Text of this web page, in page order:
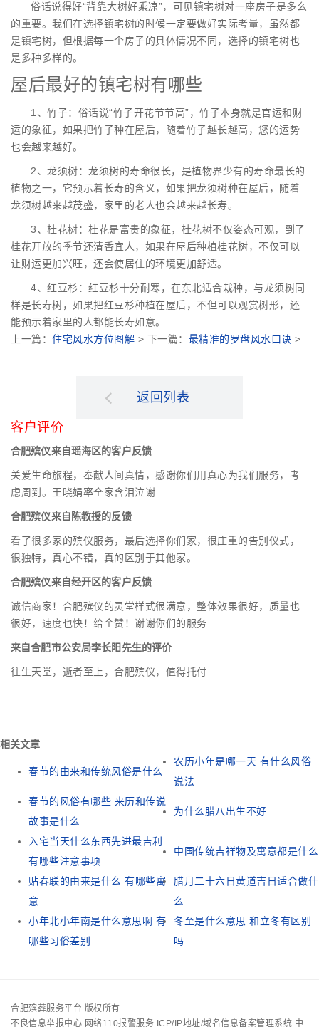
俗话说得好“背靠大树好乘凉”，可见镇宅树对一座房子是多么
的重要。我们在选择镇宅树的时候一定要做好实际考量，虽然都
是镇宅树，但根据每一个房子的具体情况不同，选择的镇宅树也
是多种多样的。
屋后最好的镇宅树有哪些
1、竹子：俗话说“竹子开花节节高”，竹子本身就是官运和财
运的象征，如果把竹子种在屋后，随着竹子越长越高，您的运势
也会越来越好。
2、龙须树：龙须树的寿命很长，是植物界少有的寿命最长的
植物之一，它预示着长寿的含义，如果把龙须树种在屋后，随着
龙须树越来越茂盛，家里的老人也会越来越长寿。
3、桂花树：桂花是富贵的象征，桂花树不仅姿态可观，到了
桂花开放的季节还清香宜人，如果在屋后种植桂花树，不仅可以
让财运更加兴旺，还会使居住的环境更加舒适。
4、红豆杉：红豆杉十分耐寒，在东北适合栽种，与龙须树同
样是长寿树，如果把红豆杉种植在屋后，不但可以观赏树形，还
能预示着家里的人都能长寿如意。
上一篇： 住宅风水方位图解 > 下一篇： 最精准的罗盘风水口诀 >
返回列表
客户评价
合肥殡仪来自瑶海区的客户反馈
关爱生命旅程，奉献人间真情，感谢你们用真心为我们服务，考
虑周到。王晓娟率全家含泪泣谢
合肥殡仪来自陈教授的反馈
看了很多家的殡仪服务，最后选择你们家，很庄重的告别仪式，
很独特，真心不错，真的区别于其他家。
合肥殡仪来自经开区的客户反馈
诚信商家！合肥殡仪的灵堂样式很满意，整体效果很好，质量也
很好，速度也快！给个赞！谢谢你们的服务
来自合肥市公安局李长阳先生的评价
往生天堂，逝者至上，合肥殡仪，值得托付
相关文章
春节的由来和传统风俗是什么
农历小年是哪一天 有什么风俗
说法
春节的风俗有哪些 来历和传说
故事是什么
为什么腊八出生不好
入宅当天什么东西先进最吉利
有哪些注意事项
中国传统吉祥物及寓意都是什么
贴春联的由来是什么 有哪些寓
意
腊月二十六日黄道吉日适合做什
么
小年北小年南是什么意思啊 有
哪些习俗差别
冬至是什么意思 和立冬有区别
吗
合肥殡葬服务平台 版权所有
不良信息举报中心 网络110报警服务 ICP/IP地址/域名信息备案管理系统 中